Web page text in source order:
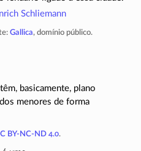
Schliemann
Gallica, domínio público.
têm, basicamente, plano
menores de forma
BY-NC-ND 4.0.